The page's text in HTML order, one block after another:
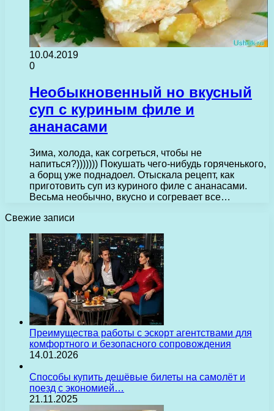
10.04.2019
0
Необыкновенный но вкусный
суп с куриным филе и
ананасами
Зима, холода, как согреться, чтобы не
напиться?))))))) Покушать чего-нибудь горяченького,
а борщ уже поднадоел. Отыскала рецепт, как
приготовить суп из куриного филе с ананасами.
Весьма необычно, вкусно и согревает все…
Свежие записи
Преимущества работы с эскорт агентствами для
комфортного и безопасного сопровождения
14.01.2026
Способы купить дешёвые билеты на самолёт и
поезд с экономией…
21.11.2025